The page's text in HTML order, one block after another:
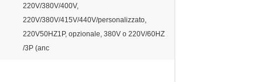
220V/380V/400V,
220V/380V/415V/440V/personalizzato,
220V50HZ1P, opzionale, 380V o 220V/60HZ
/3P (anc